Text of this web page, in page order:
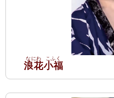
浪花小福